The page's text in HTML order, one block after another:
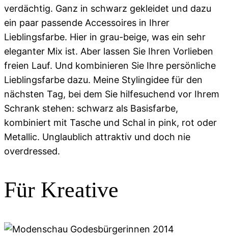
verdächtig. Ganz in schwarz gekleidet und dazu
ein paar passende Accessoires in Ihrer
Lieblingsfarbe. Hier in grau-beige, was ein sehr
eleganter Mix ist. Aber lassen Sie Ihren Vorlieben
freien Lauf. Und kombinieren Sie Ihre persönliche
Lieblingsfarbe dazu. Meine Stylingidee für den
nächsten Tag, bei dem Sie hilfesuchend vor Ihrem
Schrank stehen: schwarz als Basisfarbe,
kombiniert mit Tasche und Schal in pink, rot oder
Metallic. Unglaublich attraktiv und doch nie
overdressed.
Für Kreative